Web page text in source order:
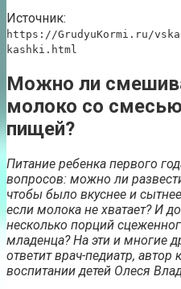
Источник:
https://GrudyuKormi.ru/
kashki.html
Можно ли
молоко со
пищей?
Питание ребенка первого
вопросов: можно ли
чтобы было вкуснее и
если молока не хватает? И
несколько порций
младенца? На эти и многие
ответит врач-педиатр, автор
воспитании детей Олеся